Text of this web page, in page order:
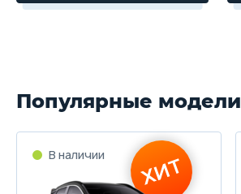
Популярные модели